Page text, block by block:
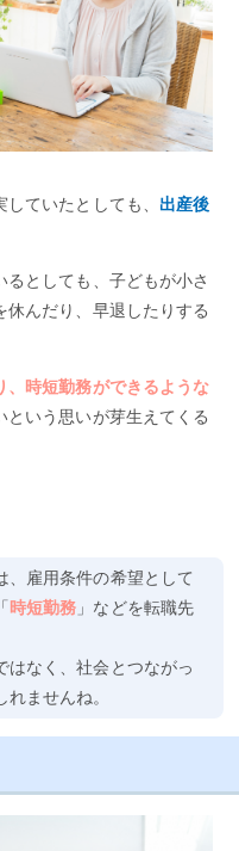
ていたとしても、 出産後
としても、子どもが小さ
んだり、早退したりする
、時短勤務ができるような
という思いが芽生えてくる
、雇用条件の希望として
時短勤務 」などを転職先
はなく、社会とつながっ
ませんね。